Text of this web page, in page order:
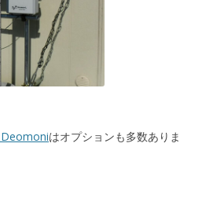
はオプションも多数ありま